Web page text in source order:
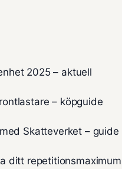
2025 – aktuell
– köpguide
Skatteverket – guide
ditt repetitionsmaximum